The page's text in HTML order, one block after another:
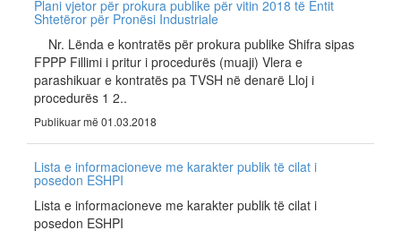
Plani vjetor për prokura publike për vitin 2018 të Entit
Shtetëror për Pronësi Industriale
FPPP Fillimi i pritur i procedurës (muaji) Vlera e
parashikuar e kontratës pa TVSH në denarë Lloj i
procedurës 1 2..
Publikuar më 01.03.2018
Lista e informacioneve me karakter publik të cilat i
posedon ESHPI
Lista e informacioneve me karakter publik të cilat i
posedon ESHPI